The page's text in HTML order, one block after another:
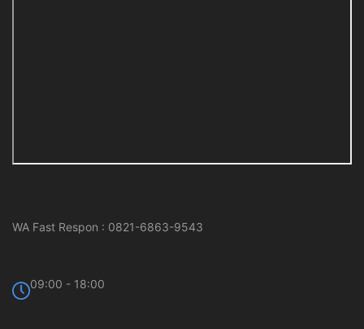
WA Fast Respon : 0821-6863-9543
09:00 - 18:00